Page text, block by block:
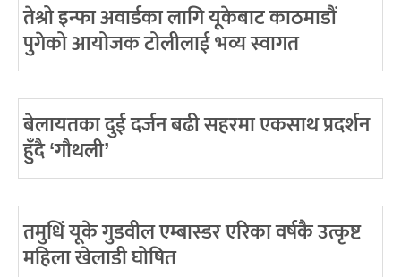
तेश्रो इन्फा अवार्डका लागि यूकेबाट काठमाडौं
पुगेको आयोजक टोलीलाई भव्य स्वागत
बेलायतका दुई दर्जन बढी सहरमा एकसाथ प्रदर्शन
हुँदै ‘गौथली’
तमुधिं यूके गुडवील एम्बास्डर एरिका वर्षकै उत्कृष्ट
महिला खेलाडी घोषित